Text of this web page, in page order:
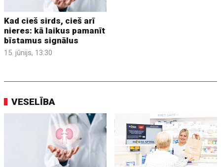
Kad cieš sirds, cieš arī
nieres: kā laikus pamanīt
bīstamus signālus
15. jūnijs, 13:30
VESELĪBA